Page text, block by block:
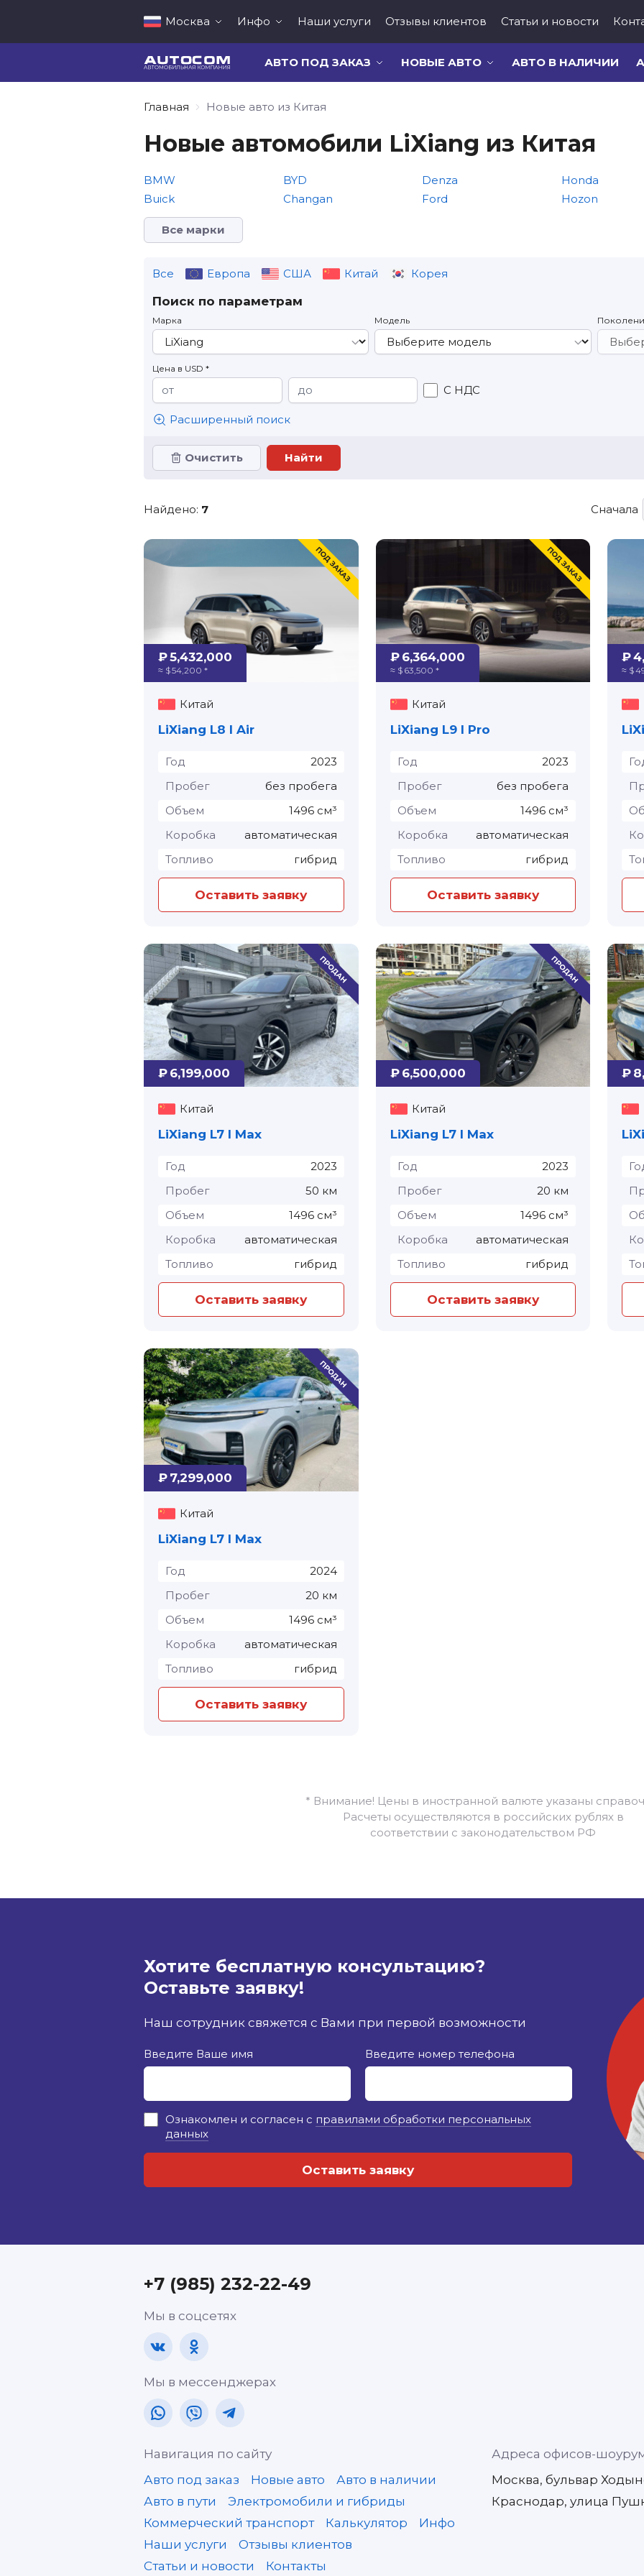
Москва Инфо Наши услуги Отзывы клиентов Статьи и новости
АВТО ПОД ЗАКАЗ НОВЫЕ АВТО АВТО В НАЛИЧИИ
Главная Новые авто из Китая
Новые автомобили LiXiang из Китая
BMW
Buick
BYD
Changan
Denza
Ford
Honda
Hozon
Все марки
Все Европа США Китай Корея
Поиск по параметрам
Марка Модель
Цена в USD *
С НДС
Расширенный поиск
Очистить
Найдено: 7 Сначала
₽ 5,432,000
≈ $ 54,200 *
Китай
LiXiang L8 I Air
Год
2023
Пробег
без пробега
Объем
1496 см³
Коробка
автоматическая
Топливо
гибрид
Оставить заявку
₽ 6,364,000
≈ $ 63,500 *
Китай
LiXiang L9 I Pro
Год
2023
Пробег
без пробега
Объем
1496 см³
Коробка
автоматическая
Топливо
гибрид
Оставить заявку
₽
≈ $
₽ 6,199,000
Китай
LiXiang L7 I Max
Год
2023
Пробег
50 км
Объем
1496 см³
Коробка
автоматическая
Топливо
гибрид
Оставить заявку
₽ 6,500,000
Китай
LiXiang L7 I Max
Год
2023
Пробег
20 км
Объем
1496 см³
Коробка
автоматическая
Топливо
гибрид
Оставить заявку
₽
₽ 7,299,000
Китай
LiXiang L7 I Max
Год
2024
Пробег
20 км
Объем
1496 см³
Коробка
автоматическая
Топливо
гибрид
Оставить заявку
* Внимание! Цены в иностранной валюте указаны
Расчеты осуществляются в российских рублях в
соответствии с законодательством РФ
Хотите бесплатную консультацию?
Оставьте заявку!
Наш сотрудник свяжется с Вами при первой возможности
Введите Ваше имя Введите номер телефона
Ознакомлен и согласен с правилами обработки персональных
данных
Адреса офисов-
Москва, бульвар
Краснодар, улица
+7 (985) 232-22-49
Мы в соцсетях
Мы в мессенджерах
Навигация по сайту
Авто под заказ
Новые авто
Авто в наличии
Авто в пути
Электромобили и гибриды
Коммерческий транспорт
Калькулятор
Инфо
Наши услуги
Отзывы клиентов
Статьи и новости
Контакты